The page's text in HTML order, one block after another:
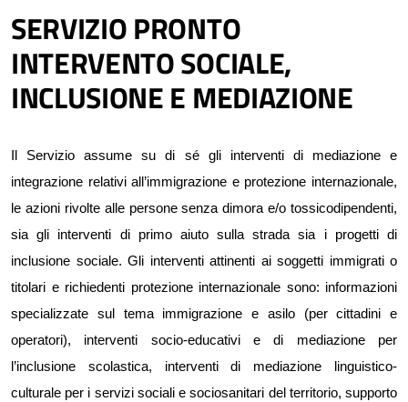
Condividi
sui social
network
Condividi
su
Facebook
Condividi
su
Twitter
Condividi
su
Facebook
Condividi
su
Whatsapp
SERVIZIO PRONTO
INTERVENTO SOCIALE,
INCLUSIONE E MEDIAZIONE
Il Servizio assume su di sé gli interventi di mediazione e
integrazione relativiall’immigrazione e protezione internazionale,
le azioni rivolte alle persone senza dimora e/o tossicodipendenti,
siag li interventi di primo aiuto sulla strada sia i progetti di
inclusione sociale. Gli interventi attinenti ai soggetti immigrati o
titolari e richiedenti protezione internazionale sono: informazioni
specializzate sul tema immigrazione e asilo (per cittadini e
operatori), interventi socio-educativi e di mediazione per
l’inclusione scolastica, interventi di mediazione linguistico-
culturale per i servizi sociali e sociosanitari del territorio, supporto